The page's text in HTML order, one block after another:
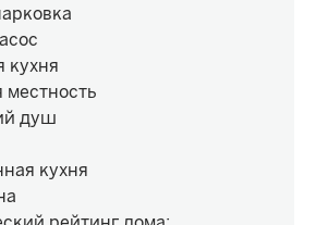
кухня
местность
душ
кухня